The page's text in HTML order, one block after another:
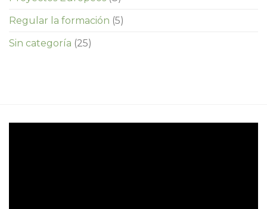
Regular la formación (5)
Sin categoría (25)